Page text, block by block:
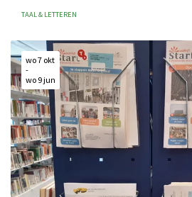
TAAL & LETTEREN
wo 7 okt
-
wo 9 jun